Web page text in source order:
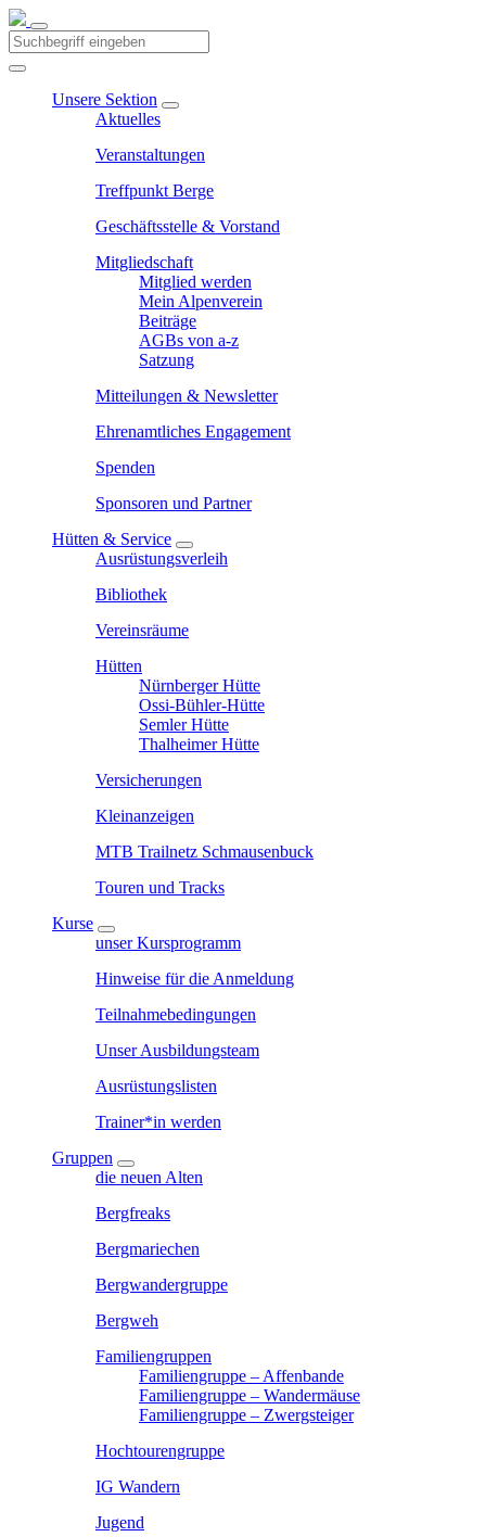
Unsere Sektion
Aktuelles
Veranstaltungen
Treffpunkt Berge
Geschäftsstelle & Vorstand
Mitgliedschaft
Mitglied werden
Mein Alpenverein
Beiträge
AGBs von a-z
Satzung
Mitteilungen & Newsletter
Ehrenamtliches Engagement
Spenden
Sponsoren und Partner
Hütten & Service
Ausrüstungsverleih
Bibliothek
Vereinsräume
Hütten
Nürnberger Hütte
Ossi-Bühler-Hütte
Semler Hütte
Thalheimer Hütte
Versicherungen
Kleinanzeigen
MTB Trailnetz Schmausenbuck
Touren und Tracks
Kurse
unser Kursprogramm
Hinweise für die Anmeldung
Teilnahmebedingungen
Unser Ausbildungsteam
Ausrüstungslisten
Trainer*in werden
Gruppen
die neuen Alten
Bergfreaks
Bergmariechen
Bergwandergruppe
Bergweh
Familiengruppen
Familiengruppe – Affenbande
Familiengruppe – Wandermäuse
Familiengruppe – Zwergsteiger
Hochtourengruppe
IG Wandern
Jugend